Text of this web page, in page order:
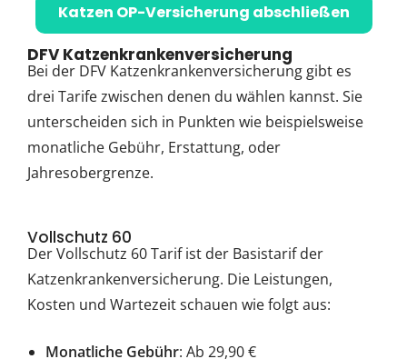
Katzen OP-Versicherung abschließen
DFV Katzenkrankenversicherung
Bei der DFV Katzenkrankenversicherung gibt es
drei Tarife zwischen denen du wählen kannst. Sie
unterscheiden sich in Punkten wie beispielsweise
monatliche Gebühr, Erstattung, oder
Jahresobergrenze.
Vollschutz 60
Der Vollschutz 60 Tarif ist der Basistarif der
Katzenkrankenversicherung. Die Leistungen,
Kosten und Wartezeit schauen wie folgt aus:
Monatliche Gebühr: Ab 29,90 €